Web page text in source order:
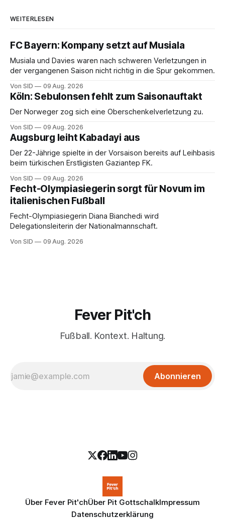
WEITERLESEN
FC Bayern: Kompany setzt auf Musiala
Musiala und Davies waren nach schweren Verletzungen in
der vergangenen Saison nicht richtig in die Spur gekommen.
Von SID 09 Aug. 2026
Köln: Sebulonsen fehlt zum Saisonauftakt
Der Norweger zog sich eine Oberschenkelverletzung zu.
Von SID 09 Aug. 2026
Augsburg leiht Kabadayi aus
Der 22-Jährige spielte in der Vorsaison bereits auf Leihbasis
beim türkischen Erstligisten Gaziantep FK.
Von SID 09 Aug. 2026
Fecht-Olympiasiegerin sorgt für Novum im
italienischen Fußball
Fecht-Olympiasiegerin Diana Bianchedi wird
Delegationsleiterin der Nationalmannschaft.
Von SID 09 Aug. 2026
Fever Pit'ch
Fußball. Kontext. Haltung.
Abonnieren
Über Fever Pit'chÜber Pit GottschalkImpressum
Datenschutzerklärung